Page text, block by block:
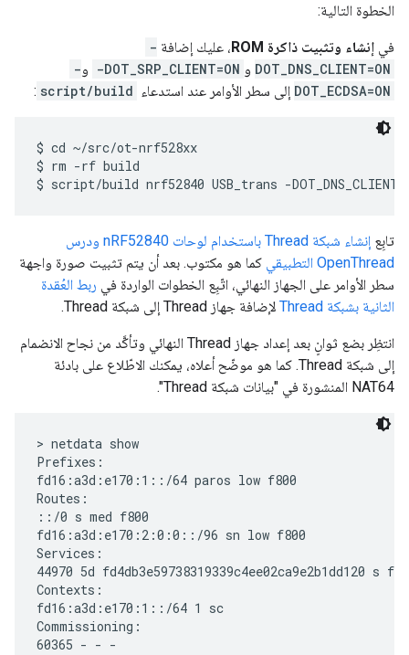
الخطوة التالية:
في إنشاء وتثبيت ذاكرة ROM ، عليك إضافة -
DOT_DNS_CLIENT=ON و -DOT_SRP_CLIENT=ON و-
DOT_ECDSA=ON إلى سطر الأوامر عند استدعاء script/build
:
$ cd ~/src/ot-nrf528xx
$ rm -rf build
تابِع
إنشاء شبكة Thread باستخدام لوحات nRF52840 ودرس
OpenThread التطبيقي
كما هو مكتوب. بعد أن يتم تثبيت صورة واجهة
سطر الأوامر على الجهاز النهائي، اتّبِع الخطوات الواردة في ربط العُقدة
الثانية بشبكة Thread
لإضافة جهاز Thread إلى شبكة Thread.
انتظِر بضع ثوانٍ بعد إعداد جهاز Thread النهائي وتأكَّد من نجاح الانضمام
إلى شبكة Thread. كما هو موضّح أعلاه، يمكنك الاطّلاع على بادئة
NAT64 المنشورة في "بيانات شبكة Thread".
> netdata show
Prefixes:
fd16:a3d:e170:1::/64 paros low f800
Routes:
::/0 s med f800
fd16:a3d:e170:2:0:0::/96 sn low f800
Services:
44970 5d fd4db3e59738319339c4ee02ca9e2b1dd120 s
Contexts:
fd16:a3d:e170:1::/64 1 sc
Commissioning:
60365 - - -